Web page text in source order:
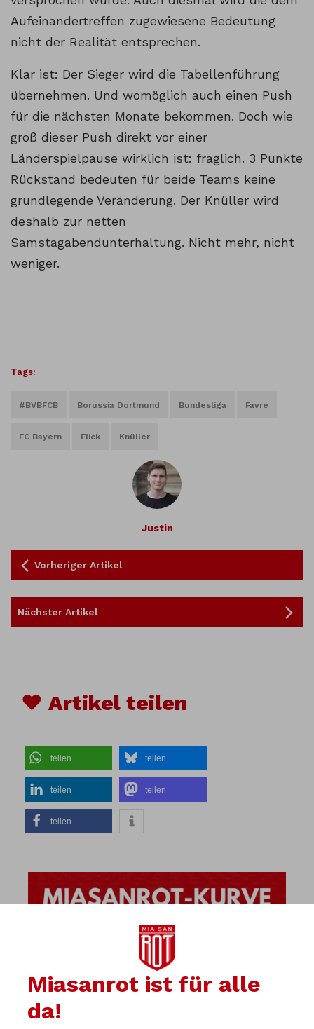
Aufeinandertreffen zugewiesene Bedeutung
nicht der Realität entsprechen.
Klar ist: Der Sieger wird die Tabellenführung
übernehmen. Und womöglich auch einen Push
für die nächsten Monate bekommen. Doch wie
groß dieser Push direkt vor einer
Länderspielpause wirklich ist: fraglich. 3 Punkte
Rückstand bedeuten für beide Teams keine
grundlegende Veränderung. Der Knüller wird
deshalb zur netten
Samstagabendunterhaltung. Nicht mehr, nicht
weniger.
Tags:
#BVBFCB Borussia Dortmund Bundesliga Favre
FC Bayern Flick Knüller
Justin
Vorheriger Artikel
Nächster Artikel
♥ Artikel teilen
teilen teilen
teilen teilen
teilen
Miasanrot ist für alle
da!